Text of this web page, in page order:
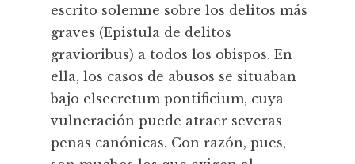
escrito solemne sobre los delitos más
graves (Epistula de delitos
gravioribus) a todos los obispos. En
ella, los casos de abusos se situaban
bajo elsecretum pontificium, cuya
vulneración puede atraer severas
penas canónicas. Con razón, pues,